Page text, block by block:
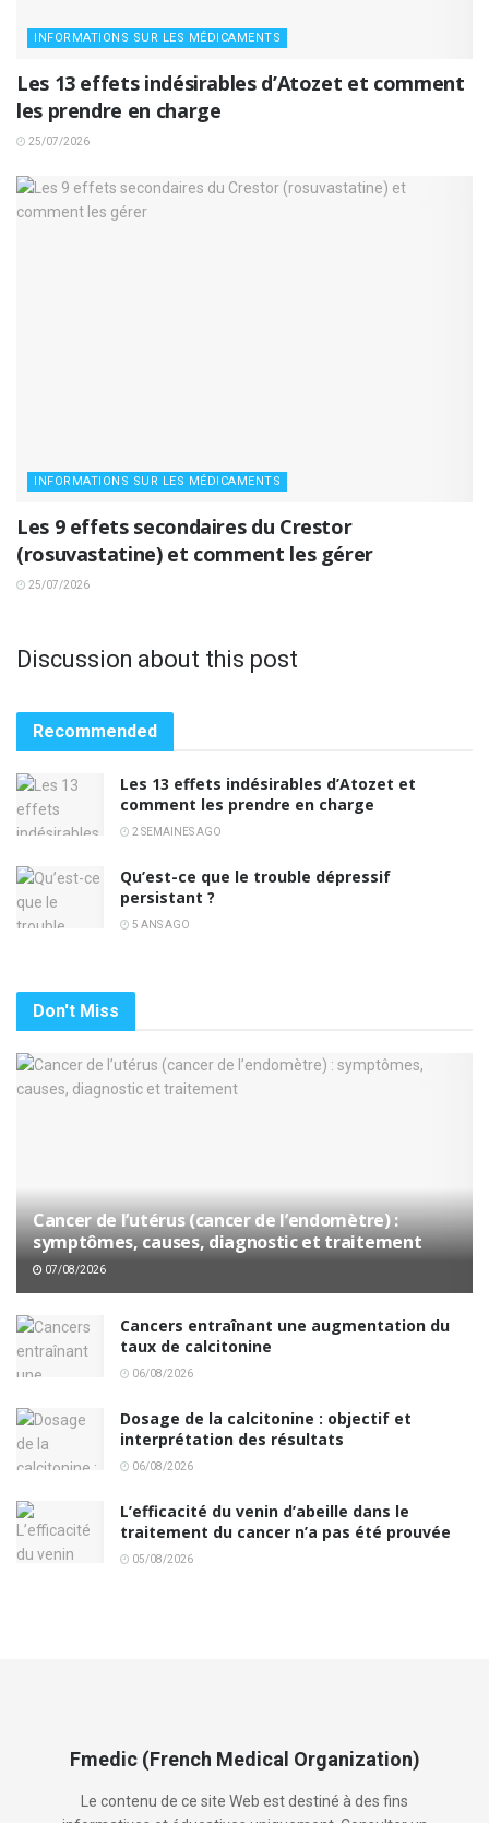
INFORMATIONS SUR LES MÉDICAMENTS
Les 13 effets indésirables d’Atozet et comment
les prendre en charge
25/07/2026
INFORMATIONS SUR LES MÉDICAMENTS
Les 9 effets secondaires du Crestor
(rosuvastatine) et comment les gérer
25/07/2026
Discussion about this post
Recommended
Les 13 effets indésirables d’Atozet et
comment les prendre en charge
2 SEMAINES AGO
Qu’est-ce que le trouble dépressif
persistant ?
5 ANS AGO
Don't Miss
Cancer de l’utérus (cancer de l’endomètre) :
symptômes, causes, diagnostic et traitement
07/08/2026
Cancers entraînant une augmentation du
taux de calcitonine
06/08/2026
Dosage de la calcitonine : objectif et
interprétation des résultats
06/08/2026
L’efficacité du venin d’abeille dans le
traitement du cancer n’a pas été prouvée
05/08/2026
Fmedic (French Medical Organization)
Le contenu de ce site Web est destiné à des fins